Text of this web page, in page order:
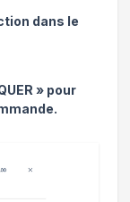
dans le
» pour